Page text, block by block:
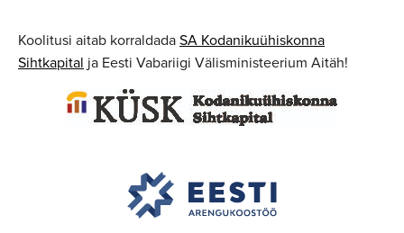
Koolitusi aitab korraldada SA Kodanikuühiskonna
Sihtkapital ja Eesti Vabariigi Välisministeerium Aitäh!